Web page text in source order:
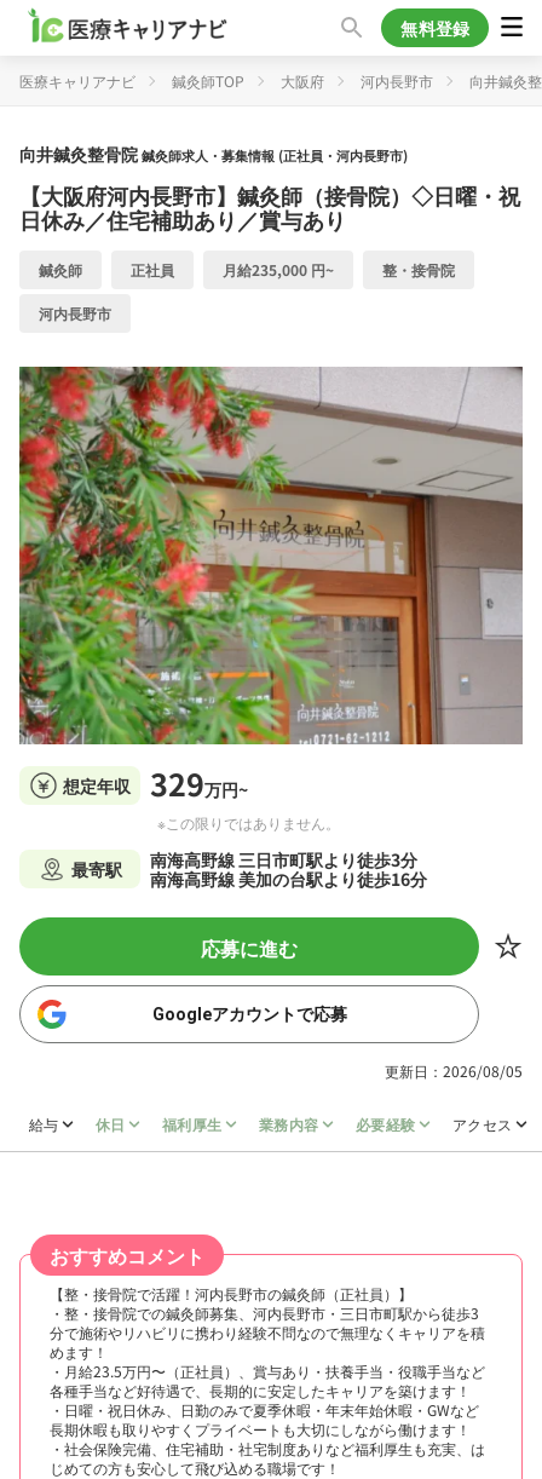
無料登録
医療キャリアナビ 鍼灸師TOP 大阪府 河内長野市 向井鍼灸
向井鍼灸整骨院鍼灸師求人・募集情報 (正社員・河内長野市)
【大阪府河内長野市】鍼灸師（接骨院）◇日曜・祝
日休み／住宅補助あり／賞与あり
鍼灸師 正社員 月給235,000 円~ 整・接骨院
河内長野市
想定年収 329万円~
※この限りではありません。
最寄駅
南海高野線 三日市町駅より徒歩3分
南海高野線 美加の台駅より徒歩16分
応募に進む
Googleアカウントで応募
更新日：2026/08/05
給与 休日 福利厚生 業務内容 必要経験 アクセス
おすすめコメント
【整・接骨院で活躍！河内長野市の鍼灸師（正社員）】
・整・接骨院での鍼灸師募集、河内長野市・三日市町駅から徒歩3
分で施術やリハビリに携わり経験不問なので無理なくキャリアを積
めます！
・月給23.5万円〜（正社員）、賞与あり・扶養手当・役職手当など
各種手当など好待遇で、長期的に安定したキャリアを築けます！
・日曜・祝日休み、日勤のみで夏季休暇・年末年始休暇・GWなど
長期休暇も取りやすくプライベートも大切にしながら働けます！
・社会保険完備、住宅補助・社宅制度ありなど福利厚生も充実、は
じめての方も安心して飛び込める職場です！